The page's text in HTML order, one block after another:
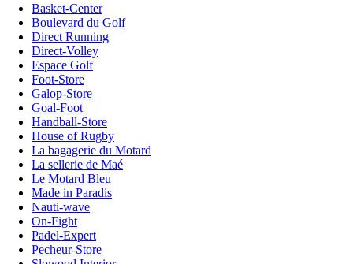
Basket-Center
Boulevard du Golf
Direct Running
Direct-Volley
Espace Golf
Foot-Store
Galop-Store
Goal-Foot
Handball-Store
House of Rugby
La bagagerie du Motard
La sellerie de Maé
Le Motard Bleu
Made in Paradis
Nauti-wave
On-Fight
Padel-Expert
Pecheur-Store